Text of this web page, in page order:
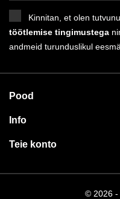
Kinnitan, et olen
töötlemise tingimustega
andmeid turunduslikul
Pood
Info
Teie konto
© 2026 -